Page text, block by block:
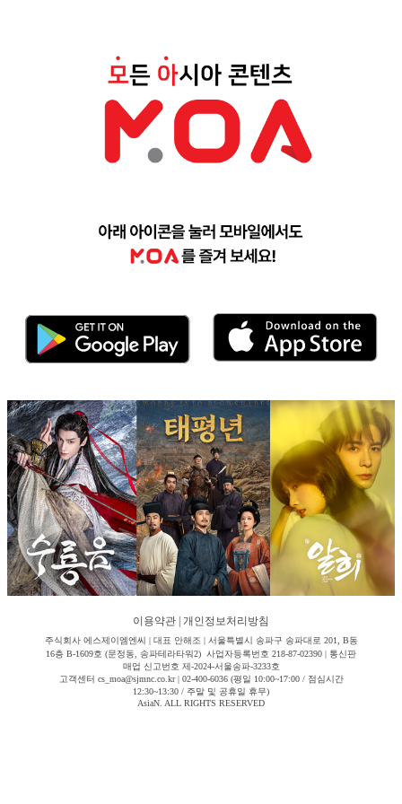
이용약관 개인정보처리방침
주식회사 에스제이엠엔씨 | 대표 안해조 | 서울특별시 송파구 송파대로 201, B동
16층 B-1609호 (문정동, 송파테라타워2) 사업자등록번호 218-87-02390 | 통신판
매업 신고번호 제-2024-서울송파-3233호
고객센터 cs_moa@sjmnc.co.kr | 02-400-6036 (평일 10:00~17:00 / 점심시간
12:30~13:30 / 주말 및 공휴일 휴무)
AsiaN. ALL RIGHTS RESERVED